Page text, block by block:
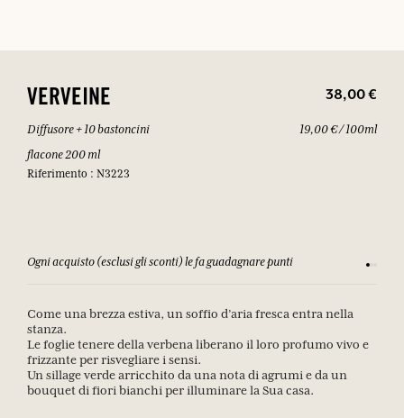
VERVEINE 38,00 €
Diffusore + 10 bastoncini
flacone 200 ml
Riferimento : N3223
19,00 € / 100ml
Ogni acquisto (esclusi gli sconti) le fa guadagnare punti
Come una brezza estiva, un soffio d’aria fresca entra nella
stanza.
Le foglie tenere della verbena liberano il loro profumo vivo e
frizzante per risvegliare i sensi.
Un sillage verde arricchito da una nota di agrumi e da un
bouquet di fiori bianchi per illuminare la Sua casa.